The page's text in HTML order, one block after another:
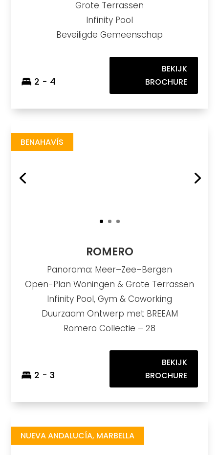
Grote Terrassen
Infinity Pool
Beveiligde Gemeenschap
2 - 4
BEKIJK
BROCHURE
BENAHAVÍS
ROMERO
Panorama: Meer–Zee–Bergen
Open-Plan Woningen & Grote Terrassen
Infinity Pool, Gym & Coworking
Duurzaam Ontwerp met BREEAM
Romero Collectie – 28
2 - 3
BEKIJK
BROCHURE
NUEVA ANDALUCÍA, MARBELLA